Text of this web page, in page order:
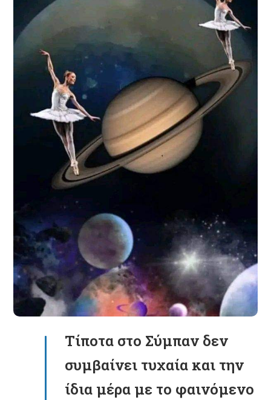
Τίποτα στο Σύμπαν δεν
συμβαίνει τυχαία και την
ίδια μέρα με το φαινόμενο